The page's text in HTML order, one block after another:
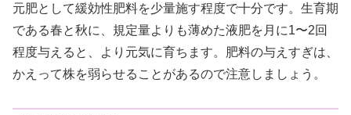
元肥として緩効性肥料を少量施す程度で十分です。生育期
である春と秋に、規定量よりも薄めた液肥を月に1〜2回
程度与えると、より元気に育ちます。肥料の与えすぎは、
かえって株を弱らせることがあるので注意しましょう。